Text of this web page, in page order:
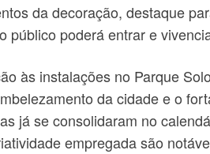
da decoração, destaque
público poderá entrar e
às instalações no Parque
da cidade e o
já se consolidaram no
empregada são